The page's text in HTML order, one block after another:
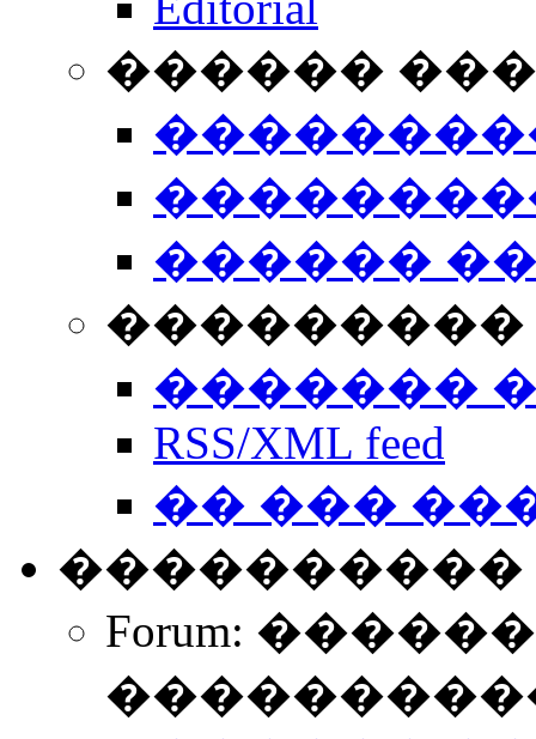
������
������
���������
�������
RSS/XML feed
�� ���
����������
Forum: